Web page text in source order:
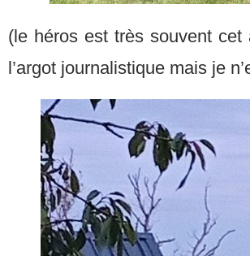
(le héros est très souvent cet
l’argot journalistique mais je